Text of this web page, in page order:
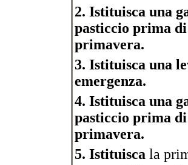
2. Istituisca una
pasticcio prima
primavera.
3. Istituisca una
emergenza.
4. Istituisca una
pasticcio prima
primavera.
5. Istituisca la